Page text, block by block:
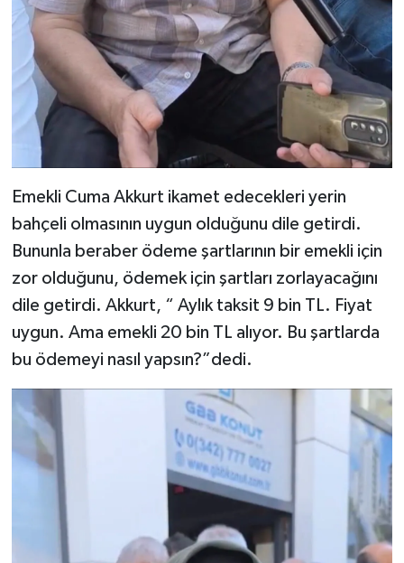
Emekli Cuma Akkurt ikamet edecekleri yerin
bahçeli olmasının uygun olduğunu dile getirdi.
Bununla beraber ödeme şartlarının bir emekli için
zor olduğunu, ödemek için şartları zorlayacağını
dile getirdi. Akkurt, “ Aylık taksit 9 bin TL. Fiyat
uygun. Ama emekli 20 bin TL alıyor. Bu şartlarda
bu ödemeyi nasıl yapsın?”dedi.